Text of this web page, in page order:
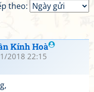
theo:
Kính Hoà
2018 22:15